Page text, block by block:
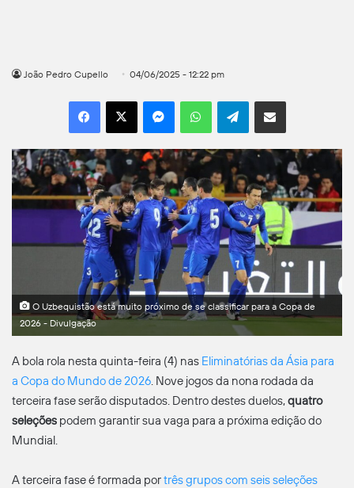
João Pedro Cupello 04/06/2025 - 12:22 pm
Facebook
X MessengerWhatsAppTelegramCompartilhar por e-mail
O Uzbequistão está muito próximo de se classificar para a Copa de
2026 - Divulgação
A bola rola nesta quinta-feira (4) nas Eliminatórias da Ásia para
a Copa do Mundo de 2026. Nove jogos da nona rodada da
terceira fase serão disputados. Dentro destes duelos,quatro
seleções podem garantir sua vaga para a próxima edição do
Mundial.
A terceira fase é formada portrês grupos com seis seleções